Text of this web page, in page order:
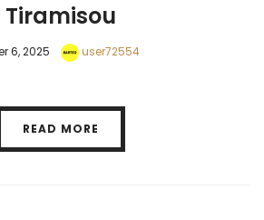
Tiramisou
6, 2025 user72554
READ MORE